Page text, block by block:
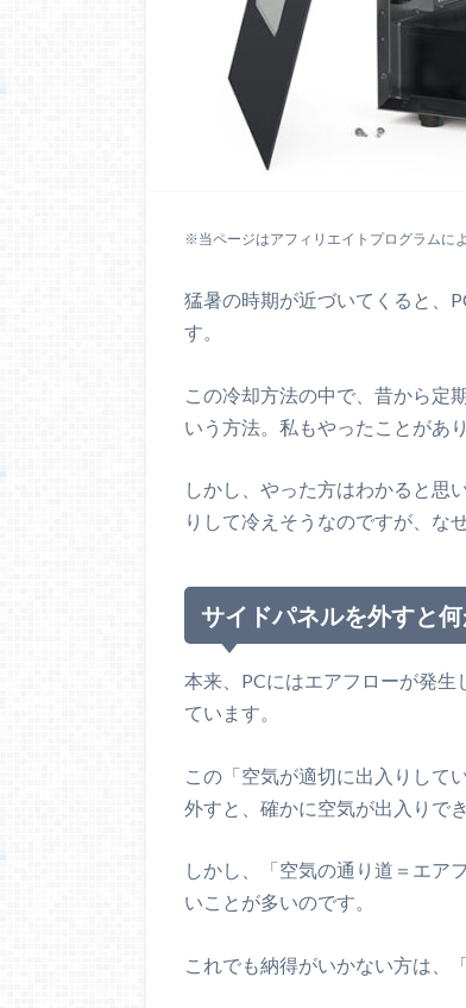
※当ページはアフィリエイトプログラムに
猛暑の時期が近づいてくると、
す。
この冷却方法の中で、昔から定
いう方法。私もやったことがあり
しかし、やった方はわかると思
りして冷えそうなのですが、な
サイドパネルを外すと
本来、PCにはエアフローが発
ています。
この「空気が適切に出入りして
外すと、確かに空気が出入りで
しかし、「空気の通り道＝エア
いことが多いのです。
これでも納得がいかない方は、